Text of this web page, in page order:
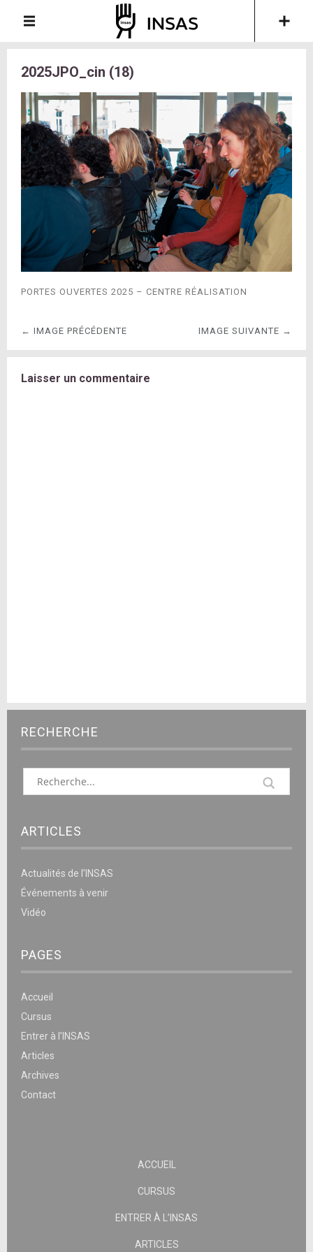
2025JPO_cin (18)
PORTES OUVERTES 2025 – CENTRE RÉALISATION
← IMAGE PRÉCÉDENTE IMAGE SUIVANTE →
Laisser un commentaire
RECHERCHE
ARTICLES
Actualités de l’INSAS
Événements à venir
Vidéo
PAGES
Accueil
Cursus
Entrer à l’INSAS
Articles
Archives
Contact
ACCUEIL
CURSUS
ENTRER À L’INSAS
ARTICLES